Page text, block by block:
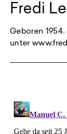
Fredi
Geboren
unter